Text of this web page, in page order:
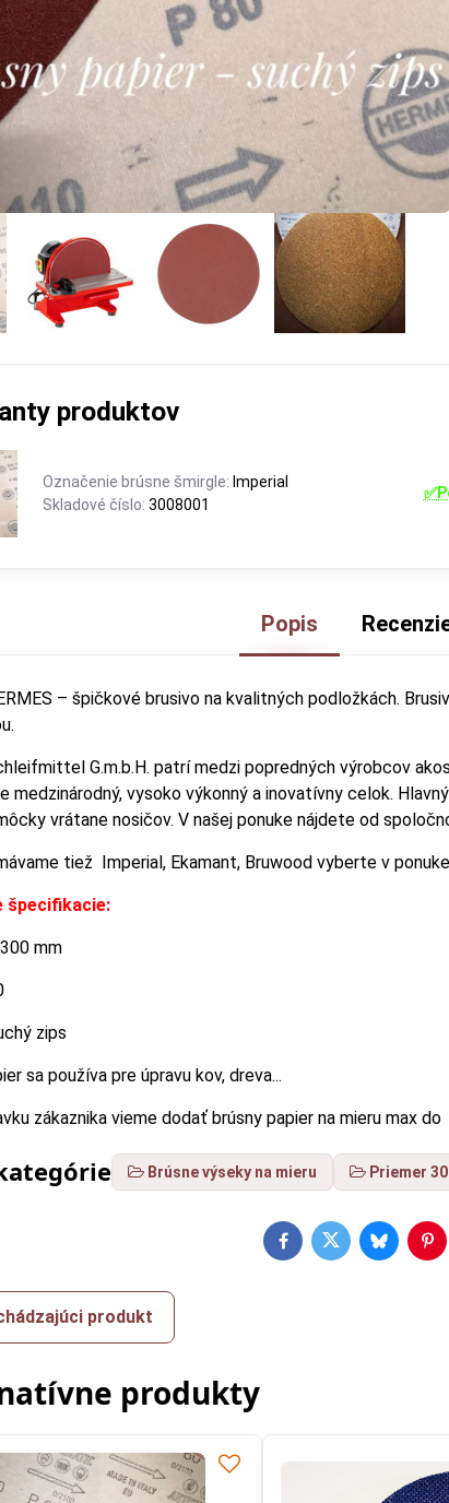
produktov
Označenie brúsne šmirgle: Imperial
Skladové číslo:3008001
Popis
– špičkové brusivo na kvalitných podložkách.
G.m.b.H. patrí medzi popredných výrobcov
medzinárodný, vysoko výkonný a inovatívny celok.
vrátane nosičov. V našej ponuke nájdete od
tiež Imperial, Ekamant, Bruwood vyberte v
špecifikacie:
mm
zips
sa používa pre úpravu kov, dreva...
zákaznika vieme dodať brúsny papier na mieru max
Brúsne výseky na mieru Priemer
FacebookTwitterBluesky
produkt
produkty